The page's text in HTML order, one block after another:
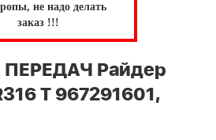
не надо делать
заказ !!!
Райдер
T 967291601,